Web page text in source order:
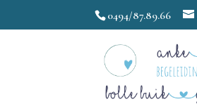
0494/87.89.66